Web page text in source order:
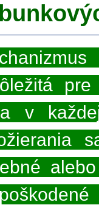
v